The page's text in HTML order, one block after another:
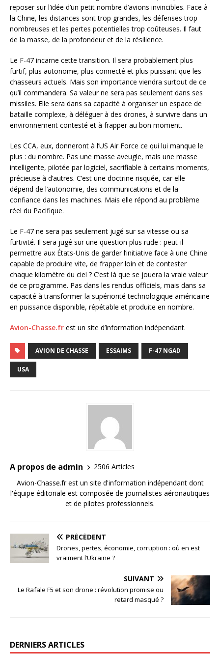
reposer sur l’idée d’un petit nombre d’avions invincibles. Face à
la Chine, les distances sont trop grandes, les défenses trop
nombreuses et les pertes potentielles trop coûteuses. Il faut
de la masse, de la profondeur et de la résilience.
Le F-47 incarne cette transition. Il sera probablement plus
furtif, plus autonome, plus connecté et plus puissant que les
chasseurs actuels. Mais son importance viendra surtout de ce
qu’il commandera. Sa valeur ne sera pas seulement dans ses
missiles. Elle sera dans sa capacité à organiser un espace de
bataille complexe, à déléguer à des drones, à survivre dans un
environnement contesté et à frapper au bon moment.
Les CCA, eux, donneront à l’US Air Force ce qui lui manque le
plus : du nombre. Pas une masse aveugle, mais une masse
intelligente, pilotée par logiciel, sacrifiable à certains moments,
précieuse à d’autres. C’est une doctrine risquée, car elle
dépend de l’autonomie, des communications et de la
confiance dans les machines. Mais elle répond au problème
réel du Pacifique.
Le F-47 ne sera pas seulement jugé sur sa vitesse ou sa
furtivité. Il sera jugé sur une question plus rude : peut-il
permettre aux États-Unis de garder l’initiative face à une Chine
capable de produire vite, de frapper loin et de contester
chaque kilomètre du ciel ? C’est là que se jouera la vraie valeur
de ce programme. Pas dans les rendus officiels, mais dans sa
capacité à transformer la supériorité technologique américaine
en puissance disponible, répétable et produite en nombre.
Avion-Chasse.fr est un site d’information indépendant.
AVION DE CHASSE ESSAIMS F-47 NGAD
USA
A propos de admin
2506 Articles
Avion-Chasse.fr est un site d'information indépendant dont
l'équipe éditoriale est composée de journalistes aéronautiques
et de pilotes professionnels.
PRÉCÉDENT
Drones, pertes, économie, corruption : où en est
vraiment l’Ukraine ?
SUIVANT
Le Rafale F5 et son drone : révolution promise ou
retard masqué ?
DERNIERS ARTICLES